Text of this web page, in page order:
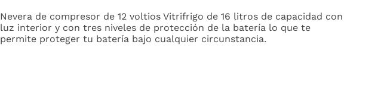
Nevera de compresor de 12 voltios Vitrifrigo de 16 litros de capacidad con
luz interior y con tres niveles de protección de la batería lo que te
permite proteger tu batería bajo cualquier circunstancia.